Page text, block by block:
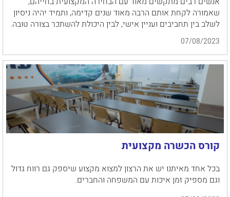
שאמורה לקחת אותם הרבה מאוד שנים קדימה, ותמיד יהיה ניסיון
לשלב בין תחביבים ועניין אישי, לבין היכולת להשתכר בצורה טובה.
07/08/2023
קורס הכשרה מקצועית
בכל אחד מאיתנו יש את הרצון למצוא מקצוע שיספק גם רווח גדול
וגם מספיק זמן איכות עם המשפחה והחברים.